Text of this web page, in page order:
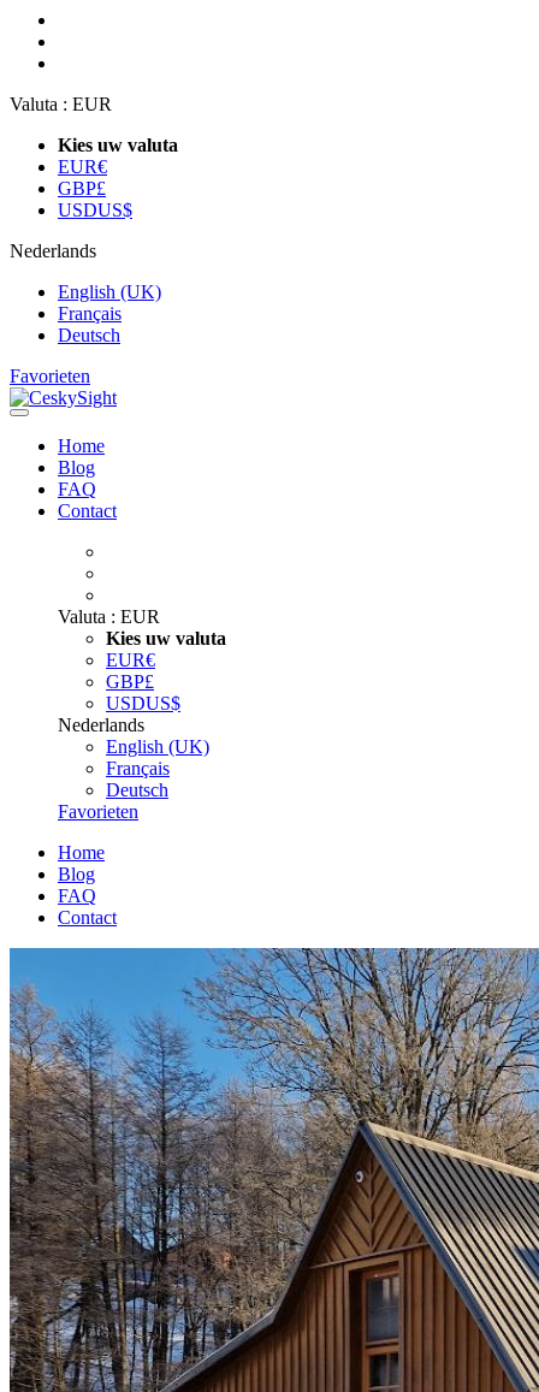
Valuta : EUR
Kies uw valuta
EUR€
GBP£
USDUS$
Nederlands
English (UK)
Français
Deutsch
Favorieten
Home
Blog
FAQ
Contact
Valuta : EUR
Kies uw valuta
EUR€
GBP£
USDUS$
Nederlands
English (UK)
Français
Deutsch
Favorieten
Home
Blog
FAQ
Contact